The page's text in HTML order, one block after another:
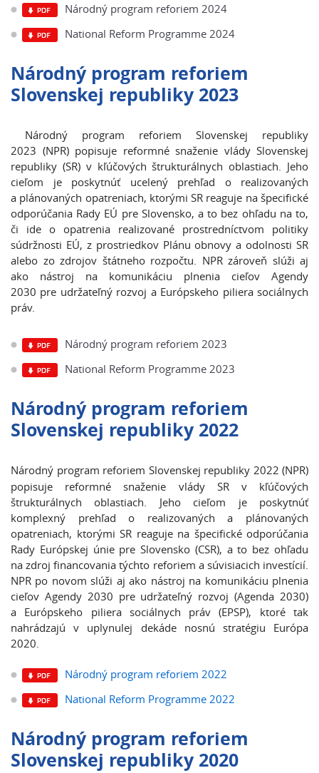
Národný program reforiem 2024
National Reform Programme 2024
Národný program reforiem
Slovenskej republiky 2023
Národný program reforiem Slovenskej republiky
2023 (NPR) popisuje reformné snaženie vlády Slovenskej
republiky (SR) v kľúčových štrukturálnych oblastiach. Jeho
cieľom je poskytnúť ucelený prehľad o realizovaných
a plánovaných opatreniach, ktorými SR reaguje na špecifické
odporúčania Rady EÚ pre Slovensko, a to bez ohľadu na to,
či ide o opatrenia realizované prostredníctvom politiky
súdržnosti EÚ, z prostriedkov Plánu obnovy a odolnosti SR
alebo zo zdrojov štátneho rozpočtu. NPR zároveň slúži aj
ako nástroj na komunikáciu plnenia cieľov Agendy
2030 pre udržateľný rozvoj a Európskeho piliera sociálnych
práv.
Národný program reforiem 2023
National Reform Programme 2023
Národný program reforiem
Slovenskej republiky 2022
Národný program reforiem Slovenskej republiky 2022 (NPR)
popisuje reformné snaženie vlády SR v kľúčových
štrukturálnych oblastiach. Jeho cieľom je poskytnúť
komplexný prehľad o realizovaných a plánovaných
opatreniach, ktorými SR reaguje na špecifické odporúčania
Rady Európskej únie pre Slovensko (CSR), a to bez ohľadu
na zdroj financovania týchto reforiem a súvisiacich investícií.
NPR po novom slúži aj ako nástroj na komunikáciu plnenia
cieľov Agendy 2030 pre udržateľný rozvoj (Agenda 2030)
a Európskeho piliera sociálnych práv (EPSP), ktoré tak
nahrádzajú v uplynulej dekáde nosnú stratégiu Európa
2020.
Národný program reforiem 2022
National Reform Programme 2022
Národný program reforiem
Slovenskej republiky 2020